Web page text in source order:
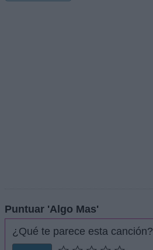
Puntuar 'Algo Mas'
¿Qué te parece esta canción?